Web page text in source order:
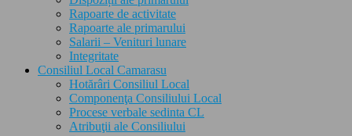
Rapoarte de activitate
Rapoarte ale primarului
Salarii – Venituri lunare
Integritate
Consiliul Local Camarasu
Hotărâri Consiliul Local
Componenţa Consiliului Local
Procese verbale sedinta CL
Atribuţii ale Consiliului